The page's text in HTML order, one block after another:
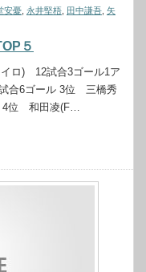
安憂 永井堅梧 田中謙吾 矢
５
ロ) 12試合3ゴール1ア
合6ゴール 3位 三橋秀
4位 和田凌(F…